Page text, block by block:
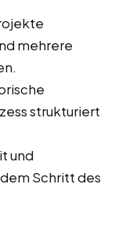
mehrere
strukturiert
und
Schritt des